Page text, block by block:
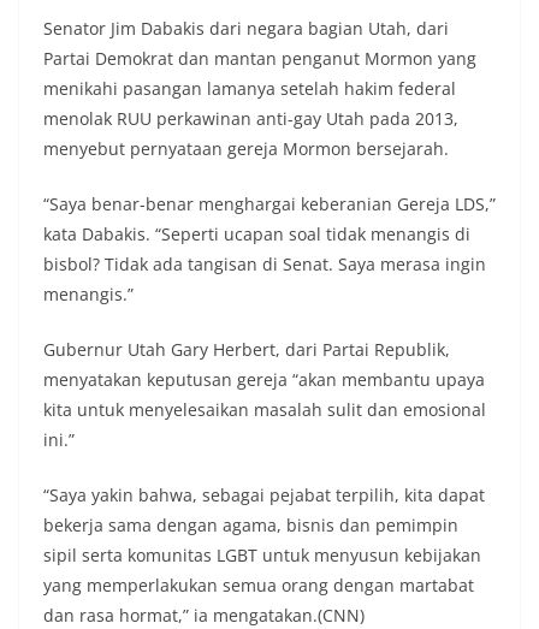
Senator Jim Dabakis dari negara bagian Utah, dari
Partai Demokrat dan mantan penganut Mormon yang
menikahi pasangan lamanya setelah hakim federal
menolak RUU perkawinan anti-gay Utah pada 2013,
menyebut pernyataan gereja Mormon bersejarah.
“Saya benar-benar menghargai keberanian Gereja LDS,”
kata Dabakis. “Seperti ucapan soal tidak menangis di
bisbol? Tidak ada tangisan di Senat. Saya merasa ingin
menangis.”
Gubernur Utah Gary Herbert, dari Partai Republik,
menyatakan keputusan gereja “akan membantu upaya
kita untuk menyelesaikan masalah sulit dan emosional
ini.”
“Saya yakin bahwa, sebagai pejabat terpilih, kita dapat
bekerja sama dengan agama, bisnis dan pemimpin
sipil serta komunitas LGBT untuk menyusun kebijakan
yang memperlakukan semua orang dengan martabat
dan rasa hormat,” ia mengatakan.(CNN)